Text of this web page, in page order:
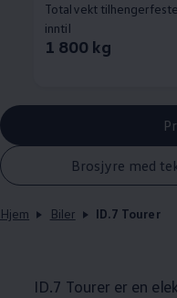
Totalvekt tilhengerfeste
inntil
1 800 kg
Brosjyre med
Hjem Biler ID.7 Tourer
ID.7 Tourer er en